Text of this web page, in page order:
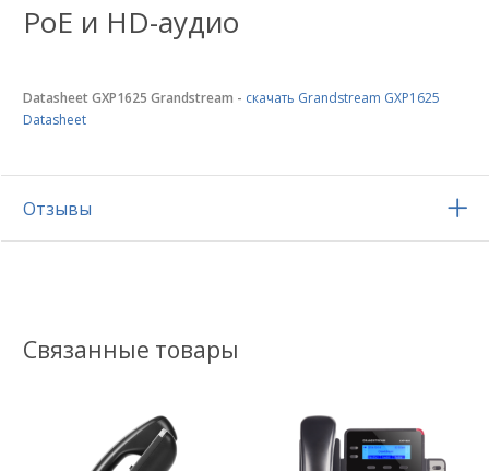
PoE и HD-аудио
Datasheet GXP1625 Grandstream - скачать Grandstream GXP1625
Datasheet
Отзывы
Связанные товары